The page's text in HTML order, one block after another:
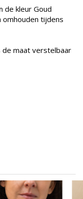
de kleur Goud
tijdens
de maat verstelbaar